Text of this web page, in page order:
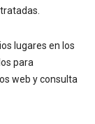
lugares en los
para
web y consulta